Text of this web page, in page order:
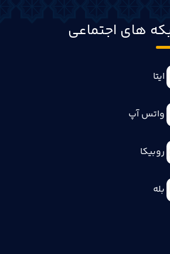
های اجتماعی
ایتا
واتس آپ
روبیکا
بله